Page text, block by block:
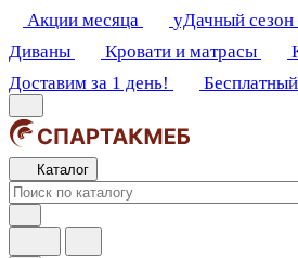
Акции месяца
уДачный сезон
Диваны
Кровати и матрасы
Доставим за 1 день!
Каталог